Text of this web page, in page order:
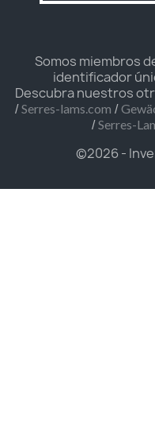
Somos miembros
identificador
Descubra nuestros
/ Serres-lams.com /
/ Serres-
©2026 -